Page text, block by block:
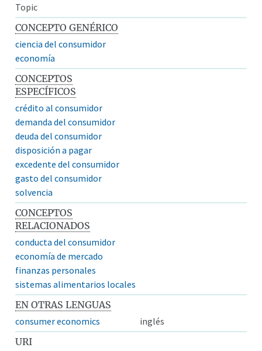
Topic
CONCEPTO GENÉRICO
ciencia del consumidor
economía
CONCEPTOS
ESPECÍFICOS
crédito al consumidor
demanda del consumidor
deuda del consumidor
disposición a pagar
excedente del consumidor
gasto del consumidor
solvencia
CONCEPTOS
RELACIONADOS
conducta del consumidor
economía de mercado
finanzas personales
sistemas alimentarios locales
EN OTRAS LENGUAS
consumer economics
inglés
URI